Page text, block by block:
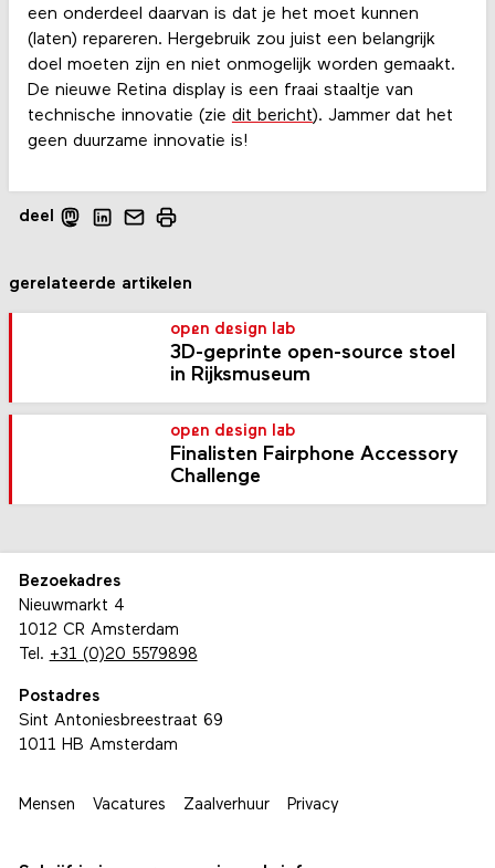
een onderdeel daarvan is dat je het moet kunnen
(laten) repareren. Hergebruik zou juist een belangrijk
doel moeten zijn en niet onmogelijk worden gemaakt.
De nieuwe Retina display is een fraai staaltje van
technische innovatie (zie dit bericht). Jammer dat het
geen duurzame innovatie is!
deel
gerelateerde artikelen
open design lab
3D-geprinte open-source stoel
in Rijksmuseum
open design lab
Finalisten Fairphone Accessory
Challenge
Bezoekadres
Nieuwmarkt 4
1012 CR Amsterdam
Tel. +31 (0)20 5579898
Postadres
Sint Antoniesbreestraat 69
1011 HB Amsterdam
Mensen Vacatures Zaalverhuur Privacy